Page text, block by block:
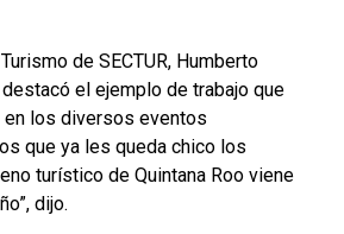
de SECTUR, Humberto
el ejemplo de trabajo que
en los diversos eventos
que ya les queda chico los
turístico de Quintana Roo viene
dijo.